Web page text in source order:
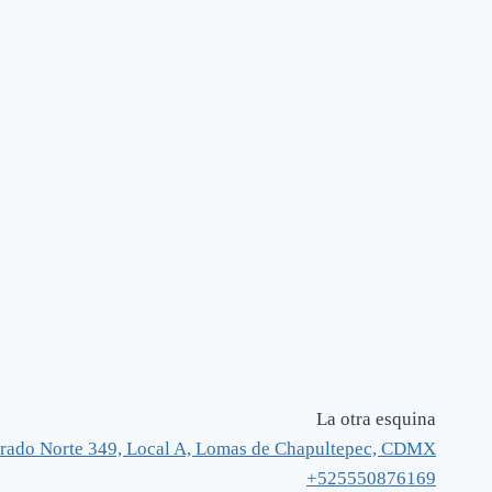
La otra esquina
Norte 349, Local A, Lomas de Chapultepec, CDMX
+525550876169